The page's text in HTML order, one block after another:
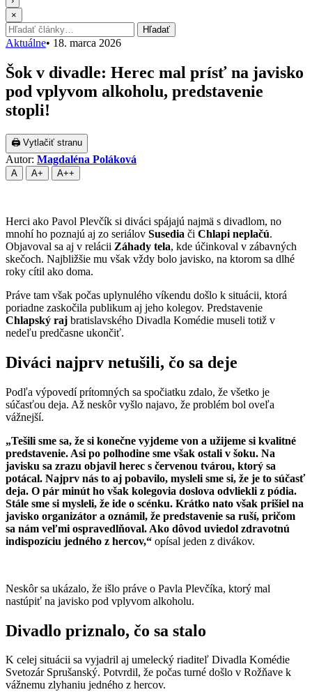
×
Hľadať: Hľadať
Aktuálne• 18. marca 2026
Šok v divadle: Herec mal prísť na javisko
pod vplyvom alkoholu, predstavenie
stopli!
🖨 Vytlačiť stranu
Autor: Magdaléna Poláková
A A+ A++
Herci ako Pavol Plevčík si diváci spájajú najmä s divadlom, no
mnohí ho poznajú aj zo seriálov Susedia či Chlapi neplačú.
Objavoval sa aj v relácii Záhady tela, kde účinkoval v zábavných
skečoch. Najbližšie mu však vždy bolo javisko, na ktorom sa dlhé
roky cítil ako doma.
Práve tam však počas uplynulého víkendu došlo k situácii, ktorá
poriadne zaskočila publikum aj jeho kolegov. Predstavenie
Chlapský raj bratislavského Divadla Komédie museli totiž v
nedeľu predčasne ukončiť.
Diváci najprv netušili, čo sa deje
Podľa výpovedí prítomných sa spočiatku zdalo, že všetko je
súčasťou deja. Až neskôr vyšlo najavo, že problém bol oveľa
vážnejší.
„Tešili sme sa, že si konečne vyjdeme von a užijeme si kvalitné
predstavenie. Asi po polhodine sme však ostali v šoku. Na
javisku sa zrazu objavil herec s červenou tvárou, ktorý sa
potácal. Najprv nás to aj pobavilo, mysleli sme si, že je to súčasť
deja. O pár minút ho však kolegovia doslova odvliekli z pódia.
Stále sme si mysleli, že ide o scénku. Krátko nato však prišiel na
javisko organizátor a oznámil, že predstavenie sa ruší, pričom
sa nám veľmi ospravedlňoval. Ako dôvod uviedol zdravotnú
indispozíciu jedného z hercov,“ opísal jeden z divákov.
Neskôr sa ukázalo, že išlo práve o Pavla Plevčíka, ktorý mal
nastúpiť na javisko pod vplyvom alkoholu.
Divadlo priznalo, čo sa stalo
K celej situácii sa vyjadril aj umelecký riaditeľ Divadla Komédie
Svetozár Sprušanský. Potvrdil, že počas turné došlo v Rožňave k
vážnemu zlyhaniu jedného z hercov.